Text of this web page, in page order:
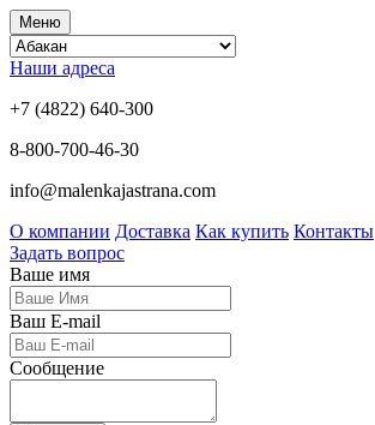
Меню
Наши адреса
+7 (4822) 640-300
8-800-700-46-30
info@malenkajastrana.com
О компании Доставка Как купить Контакты
Задать вопрос
Ваше имя
Ваш E-mail
Сообщение